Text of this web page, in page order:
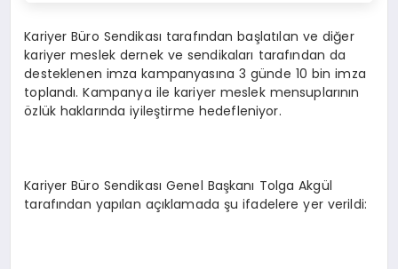
Kariyer Büro Sendikası tarafından başlatılan ve diğer
kariyer meslek dernek ve sendikaları tarafından da
desteklenen imza kampanyasına 3 günde 10 bin imza
toplandı. Kampanya ile kariyer meslek mensuplarının
özlük haklarında iyileştirme hedefleniyor.
Kariyer Büro Sendikası Genel Başkanı Tolga Akgül
tarafından yapılan açıklamada şu ifadelere yer verildi: